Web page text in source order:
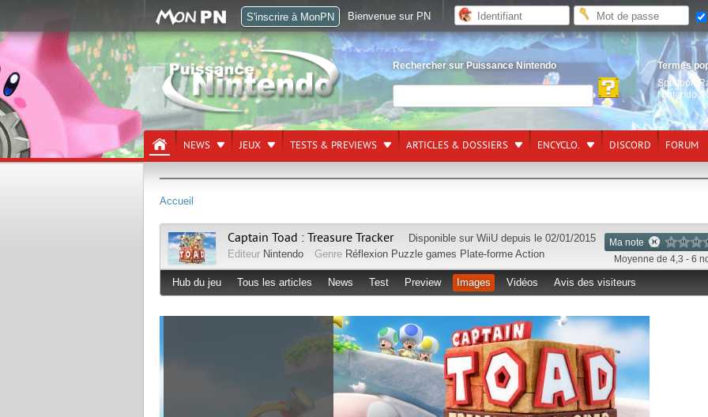
Rechercher sur Puissance Nintendo
Termes
Splatoon
Nintendo
NEWS JEUX TESTS & PREVIEWS ARTICLES & DOSSIERS ENCYCLO. DISCORD FORUM
Accueil
Ma note
Moyenne de 4,3 - 6
Captain Toad : Treasure Tracker Disponible sur WiiU depuis le 02/01/2015
Editeur Nintendo Genre Réflexion Puzzle games Plate-forme Action
Hub du jeu Tous les articles News Test Preview Images Vidéos Avis des visiteurs
S'inscrire à MonPN Bienvenue sur PN